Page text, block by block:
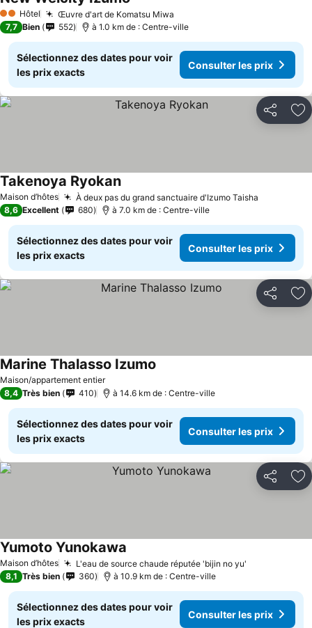
2 Étoiles
Hôtel Œuvre d'art de Komatsu Miwa
7,7 Bien 552 à 1.0 km de : Centre-ville
Sélectionnez des dates pour voir
les prix exacts
Consulter les prix
Partager
Maison d’hôtes À deux pas du grand sanctuaire d'Izumo Taisha
Takenoya Ryokan
8,6 Excellent 680 à 7.0 km de : Centre-ville
Sélectionnez des dates pour voir
les prix exacts
Consulter les prix
Partager
Maison/appartement entier
Marine Thalasso Izumo
8,4 Très bien 410 à 14.6 km de : Centre-ville
Sélectionnez des dates pour voir
les prix exacts
Consulter les prix
Partager
Maison d’hôtes L'eau de source chaude réputée 'bijin no yu'
Yumoto Yunokawa
8,1 Très bien 360 à 10.9 km de : Centre-ville
Sélectionnez des dates pour voir
les prix exacts
Consulter les prix